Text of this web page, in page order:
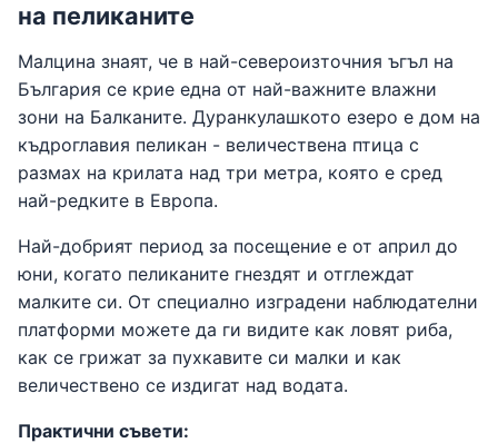
на пеликаните
Малцина знаят, че в най-североизточния ъгъл на
България се крие една от най-важните влажни
зони на Балканите. Дуранкулашкото езеро е дом на
къдроглавия пеликан - величествена птица с
размах на крилата над три метра, която е сред
най-редките в Европа.
Най-добрият период за посещение е от април до
юни, когато пеликаните гнездят и отглеждат
малките си. От специално изградени наблюдателни
платформи можете да ги видите как ловят риба,
как се грижат за пухкавите си малки и как
величествено се издигат над водата.
Практични съвети: